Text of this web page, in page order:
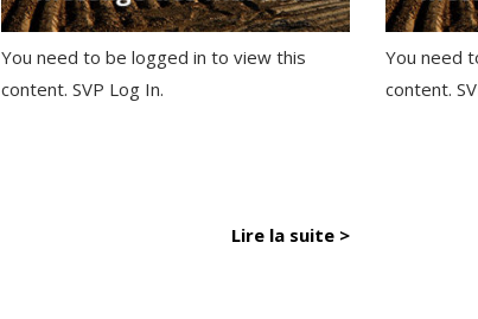
You need to be logged in to view this
content. SVP Log In.
Lire la suite >
You need
content.